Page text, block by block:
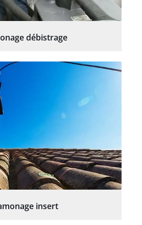
débistrage
insert